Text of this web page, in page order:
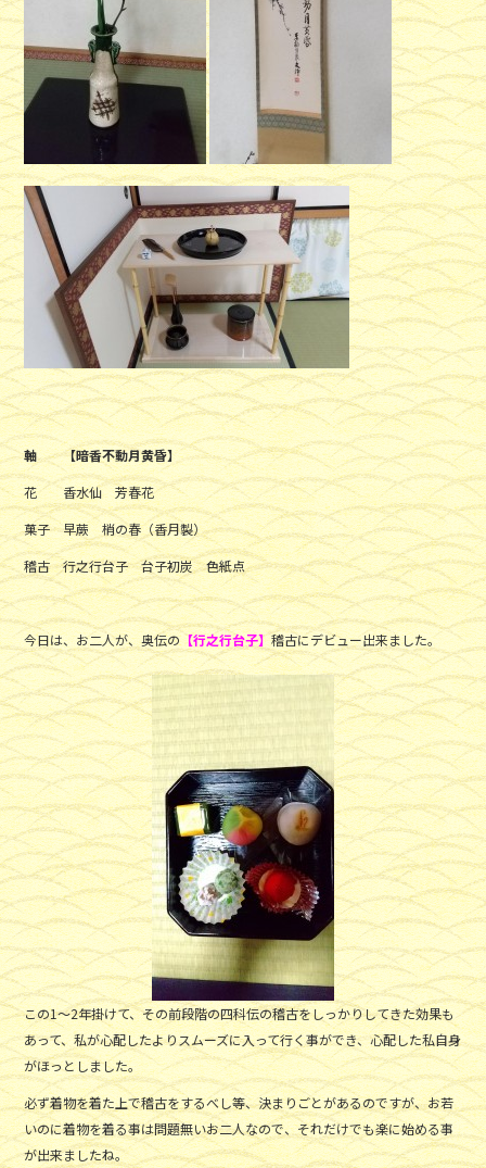
軸 【暗香不動月黄昏】
花 香水仙 芳春花
菓子 早蕨 梢の春（香月製）
稽古 行之行台子 台子初炭 色紙点
今日は、お二人が、奥伝の【行之行台子】稽古にデビュー出来ました。
この1～2年掛けて、その前段階の四科伝の稽古をしっかりしてきた効果も
あって、私が心配したよりスムーズに入って行く事ができ、心配した私自身
がほっとしました。
必ず着物を着た上で稽古をするべし等、決まりごとがあるのですが、お若
いのに着物を着る事は問題無いお二人なので、それだけでも楽に始める事
が出来ましたね。